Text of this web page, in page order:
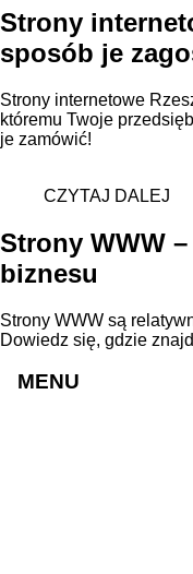
Strony
sposób je
Strony internetowe
któremu Twoje
je zamówić!
CZYTAJ DALEJ
Strony WWW
biznesu
Strony WWW są
Dowiedz się, gdzie
MENU